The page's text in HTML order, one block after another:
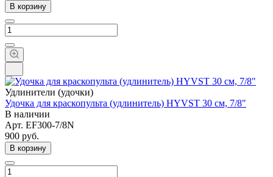
В корзину
Удлинители (удочки)
Удочка для краскопульта (удлинитель) HYVST 30 см, 7/8"
В наличии
Арт. EF300-7/8N
900 руб.
В корзину